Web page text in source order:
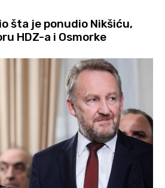
šta je ponudio Nikšiću,
HDZ-a i Osmorke